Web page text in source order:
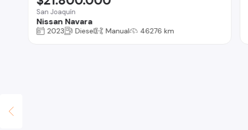
San Joaquín
Nissan Navara
2023 Diesel Manual 46276 km